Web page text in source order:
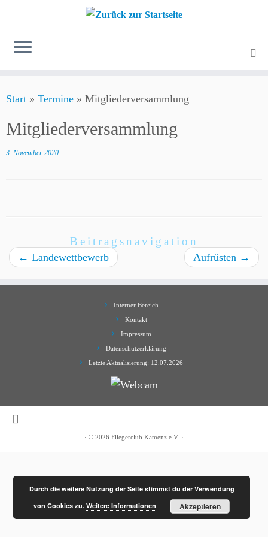
Inhalt
Start » Termine » Mitgliederversammlung
Mitgliederversammlung
3. November 2020
Beitragsnavigation
← Landewettbewerb Aufrüsten →
Interner Bereich
Kontakt
Impressum
Datenschutzerklärung
Letzte Aktualisierung: 12.07.2026
· © 2026 Fliegerclub Kamenz e.V. ·
Durch die weitere Nutzung der Seite stimmst du der Verwendung
von Cookies zu.Weitere Informationen Akzeptieren